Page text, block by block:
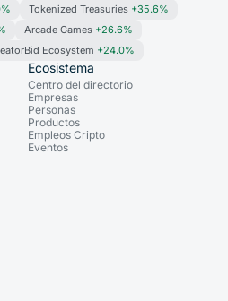
Tokenized Treasuries +35.6%
Arcade Games +26.6%
Ecosystem +24.0%
Ecosistema
Centro del directorio
Empresas
Personas
Productos
Empleos Cripto
Eventos